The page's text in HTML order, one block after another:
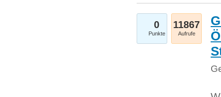
0
Punkte
11867
Aufrufe